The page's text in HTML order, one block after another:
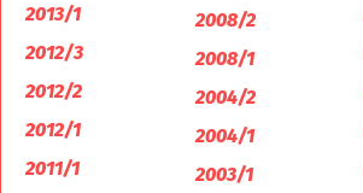
2013/1
2012/3
2012/2
2012/1
2011/1
2008/2
2008/1
2004/2
2004/1
2003/1